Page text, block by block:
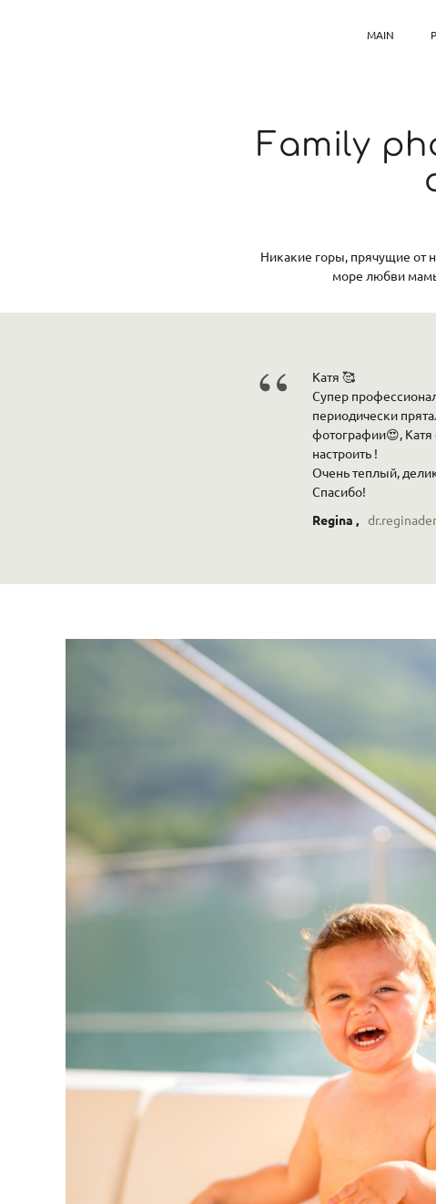
MAIN
Family
Никакие горы, прячущие от
море любви
“
Катя 🥰
Супер
периодически
фотографии😍, Катя
настроить !
Очень теплый,
Спасибо!
Regina ,